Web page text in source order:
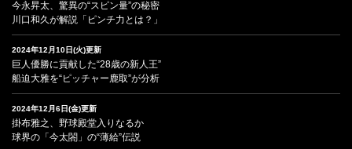
今永昇太、驚異の“スピン量”の秘密
川口和久が解説「ピンチ力とは？」
2024年12月10日(火)更新
巨人優勝に貢献した“28歳の新人王”
船迫大雅を“ピッチャー鹿取”が分析
2024年12月6日(金)更新
掛布雅之、野球殿堂入りなるか
球界の「今太閤」の“薄給”伝説